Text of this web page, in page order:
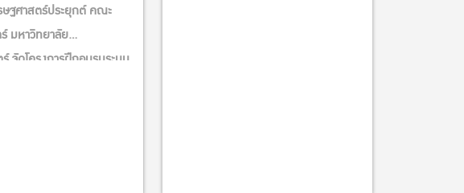
ษฐศาสตร์ประยุกต์ คณะ
มหาวิทยาลัย
จัดโครงการฝึกอบรมระบบ